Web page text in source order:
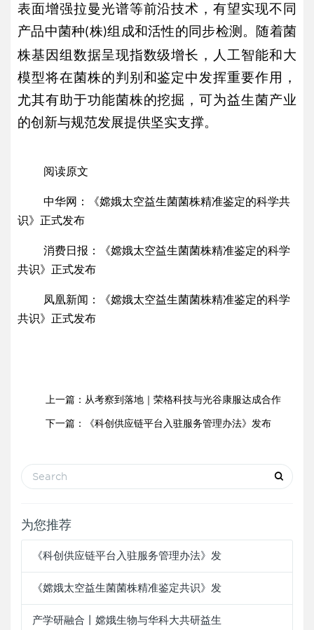
表面增强拉曼光谱等前沿技术，有望实现不同
产品中菌种(株)组成和活性的同步检测。随着菌
株基因组数据呈现指数级增长，人工智能和大
模型将在菌株的判别和鉴定中发挥重要作用，
尤其有助于功能菌株的挖掘，可为益生菌产业
的创新与规范发展提供坚实支撑。
阅读原文
中华网：
《嫦娥太空益生菌菌株精准鉴定的科学共
识》正式发布
消费日报：
《嫦娥太空益生菌菌株精准鉴定的科学
共识》正式发布
凤凰新闻：
《嫦娥太空益生菌菌株精准鉴定的科学
共识》正式发布
上一篇： 从考察到落地｜荣格科技与光谷康服达成合作
下一篇： 《科创供应链平台入驻服务管理办法》发布
为您推荐
《科创供应链平台入驻服务管理办法》发
《嫦娥太空益生菌菌株精准鉴定共识》发
产学研融合丨嫦娥生物与华科大共研益生